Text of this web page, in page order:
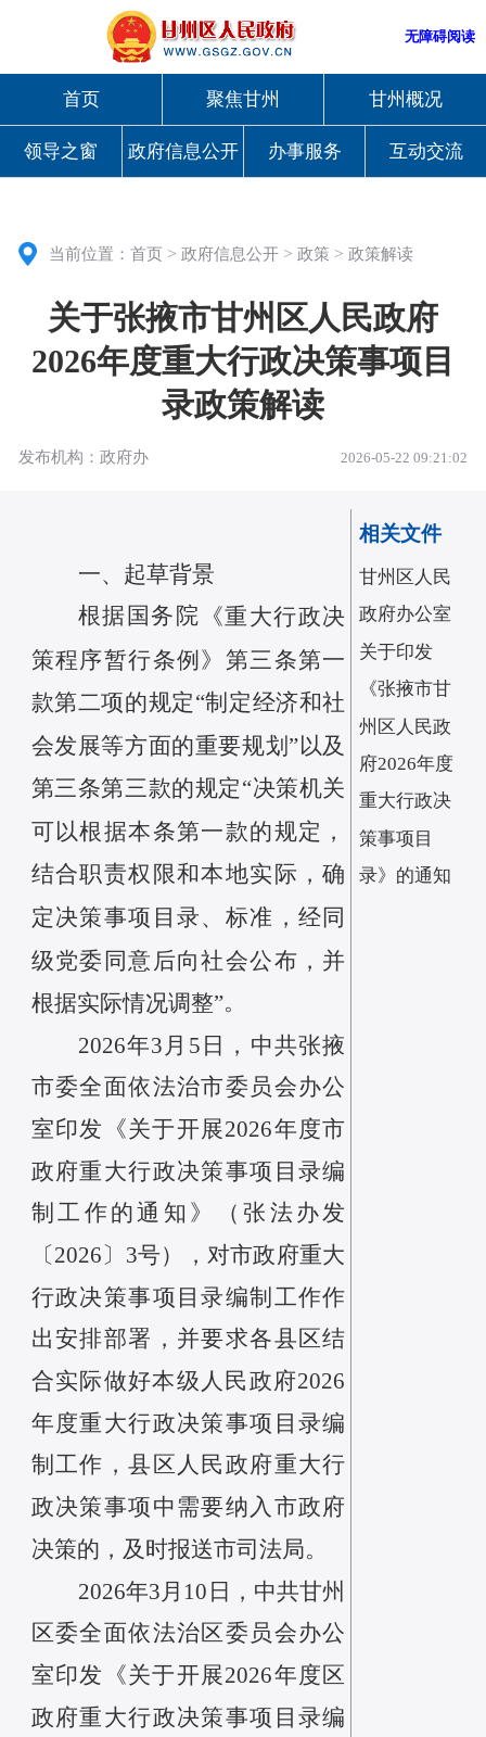
无障碍阅读
首页 聚焦甘州 甘州概况
领导之窗 政府信息公开 办事服务 互动交流
当前位置：首页 >政府信息公开 >政策 >政策解读
关于张掖市甘州区人民政府
2026年度重大行政决策事项目
录政策解读
发布机构：政府办 2026-05-22 09:21:02
一、起草背景
根据国务院 《重大行政决
策程序暂行条例》第三条第一
款第二项的规定“制定经济和社
会发展等方面的重要规划”以及
第三条第三款的规定“决策机关
可以根据本条第一款的规定，
结合职责权限和本地实际，确
定决策事项目录、标准，经同
级党委同意后向社会公布，并
根据实际情况调整”。
2026年3月5日，中共张掖
市委全面依法治市委员会办公
室印发《关于开展2026年度市
政府重大行政决策事项目录编
制工作的通知》（张法办发
〔2026〕3号），对市政府重大
行政决策事项目录编制工作作
出安排部署，并要求各县区结
合实际做好本级人民政府2026
年度重大行政决策事项目录编
制工作，县区人民政府重大行
政决策事项中需要纳入市政府
决策的，及时报送市司法局。
2026年3月10日，中共甘州
区委全面依法治区委员会办公
室印发《关于开展2026年度区
政府重大行政决策事项目录编
相关文件
甘州区人民
政府办公室
关于印发
《张掖市甘
州区人民政
府2026年度
重大行政决
策事项目
录》的通知